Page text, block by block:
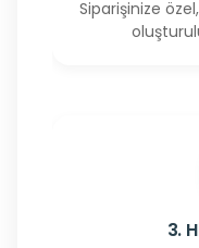
Siparişinize
3.